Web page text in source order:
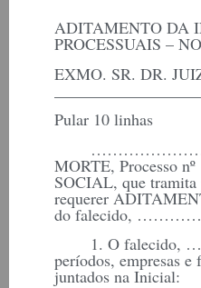
ADITAMENTO DA
PROCESSUAIS –
EXMO. SR. DR.
__________________
Pular 10 linhas
………………………….,
MORTE, Processo
SOCIAL, que tramita
requerer
do falecido,
1. O falecido,
períodos, empresas
juntados na Inicial: